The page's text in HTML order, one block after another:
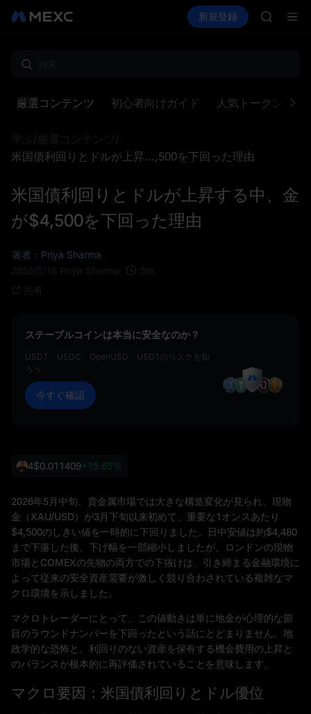
現物 先物取引 SPCX
新規登録
AAOI
SKYAI
厳選コンテンツ 初心者向けガイド 人気トークンゾー
学ぶ / 厳選コンテンツ/
米国債利回りとドルが上昇...,500を下回った理由
米国債利回りとドルが上昇する中、金
が$4,500を下回った理由
著者：Priya Sharma
2026/5/18 Priya Sharma 5 m
共有
ステーブルコインは本当に安全なのか？
USDT、USDC、OpenUSD、USD1のリスクを知
ろう
今すぐ確認
4$0.011409+15.65%
2026年5月中旬、貴金属市場では大きな構造変化が見られ、現物
金（XAU/USD）が3月下旬以来初めて、重要な1オンスあたり
$4,500のしきい値を一時的に下回りました。日中安値は約$4,480
まで下落した後、下げ幅を一部縮小しましたが、ロンドンの現物
市場とCOMEXの先物の両方での下抜けは、引き締まる金融環境に
よって従来の安全資産需要が激しく競り合わされている複雑なマ
クロ環境を示しました。
マクロトレーダーにとって、この値動きは単に地金が心理的な節
目のラウンドナンバーを下回ったという話にとどまりません。地
政学的な恐怖と、利回りのない資産を保有する機会費用の上昇と
のバランスが根本的に再評価されていることを意味します。
マクロ要因：米国債利回りとドル優位